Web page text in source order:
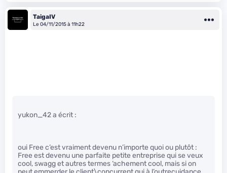
TaigaIV
Le 04/11/2015 à 11h22
yukon_42 a écrit :
oui Free c’est vraiment devenu n’importe quoi ou plutôt :
Free est devenu une parfaite petite entreprise qui se veux
cool, swagg et autres termes ‘achement cool, mais si on